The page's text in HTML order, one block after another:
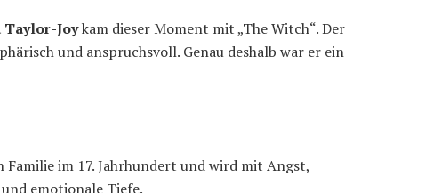
Taylor-Joykam dieser Moment mit „The Witch“. Der
und anspruchsvoll. Genau deshalb war er ein
im 17. Jahrhundert und wird mit Angst,
emotionale Tiefe.